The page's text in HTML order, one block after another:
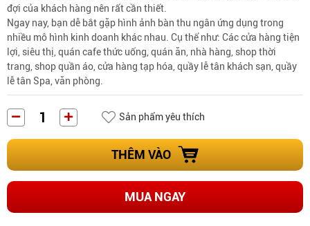
đợi của khách hàng nên rất cần thiết.
Ngay nay, bạn dễ bắt gặp hình ảnh bàn thu ngân ứng dụng trong
nhiều mô hình kinh doanh khác nhau. Cụ thể như: Các cửa hàng tiện
lợi, siêu thị, quán cafe thức uống, quán ăn, nhà hàng, shop thời
trang, shop quần áo, cửa hàng tạp hóa, quầy lễ tân khách sạn, quầy
lễ tân Spa, văn phòng.
Sản phẩm yêu thích
THÊM VÀO
MUA NGAY